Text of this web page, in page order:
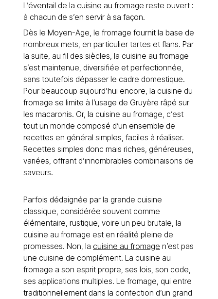
L’éventail de la cuisine au fromage reste ouvert :
à chacun de s’en servir à sa façon.
Dès le Moyen-Age, le fromage fournit la base de
nombreux mets, en particulier tartes et flans. Par
la suite, au fil des siècles, la cuisine au fromage
s’est maintenue, diversifiée et perfectionnée,
sans toutefois dépasser le cadre domestique.
Pour beaucoup aujourd’hui encore, la cuisine du
fromage se limite à l’usage de Gruyère râpé sur
les macaronis. Or, la cuisine au fromage, c’est
tout un monde composé d’un ensemble de
recettes en général simples, faciles à réaliser.
Recettes simples donc mais riches, généreuses,
variées, offrant d’innombrables combinaisons de
saveurs.
Parfois dédaignée par la grande cuisine
classique, considérée souvent comme
élémentaire, rustique, voire un peu brutale, la
cuisine au fromage est en réalité pleine de
promesses. Non, la cuisine au fromage n’est pas
une cuisine de complément. La cuisine au
fromage a son esprit propre, ses lois, son code,
ses applications multiples. Le fromage, qui entre
traditionnellement dans la confection d’un grand